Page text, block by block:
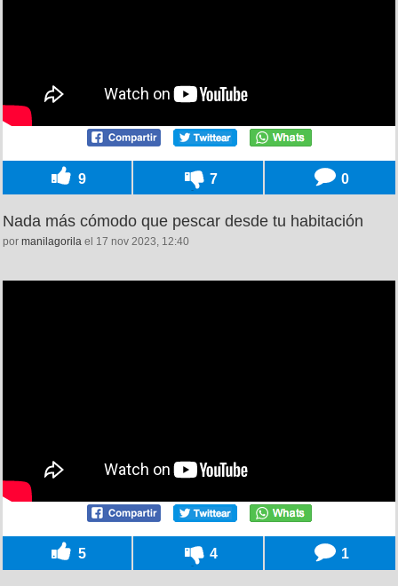
9 7 0
Nada más cómodo que pescar desde tu habitación
por manilagorila el 17 nov 2023, 12:40
5 4 1